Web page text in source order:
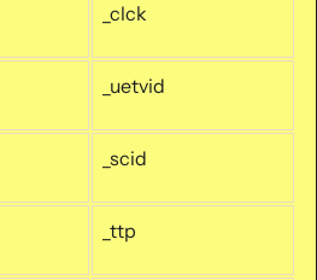
_clck
_uetvid
_scid
_ttp